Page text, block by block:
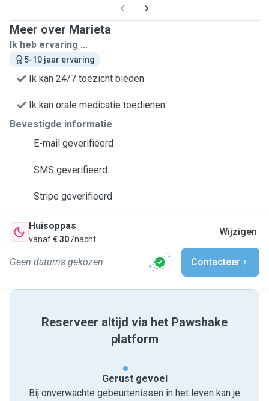
Meer over Marieta
Ik heb ervaring ...
5-10 jaar ervaring
Ik kan 24/7 toezicht bieden
Ik kan orale medicatie toedienen
Bevestigde informatie
E-mail geverifieerd
SMS geverifieerd
Stripe geverifieerd
Huisoppas
vanaf€ 30/nacht
Wijzigen
Geen datums gekozen Contacteer
Reserveer altijd via het Pawshake
platform
Gerust gevoel
Bij onverwachte gebeurtenissen in het leven kan je